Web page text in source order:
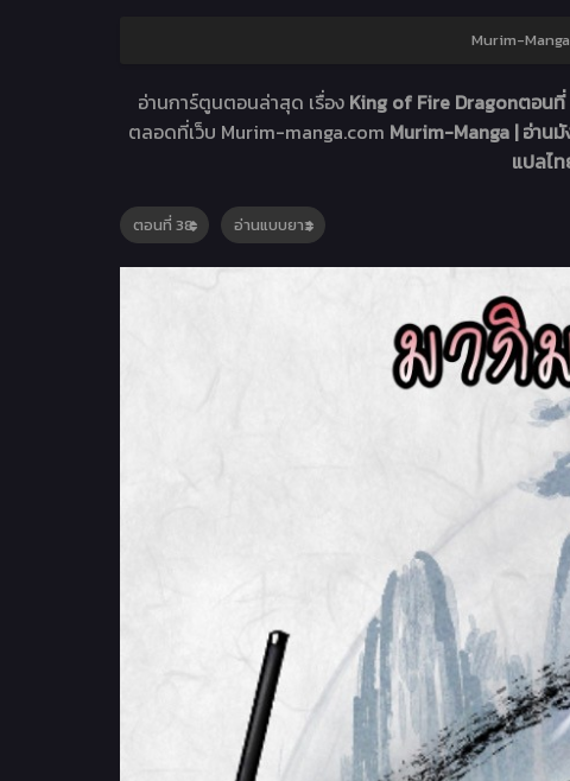
Murim-
อ่านการ์ตูนตอนล่าสุด เรื่อง King of Fire Dragonตอน
ตลอดที่เว็บ Murim-manga.com Murim-Manga | อ่าน
แปลไ